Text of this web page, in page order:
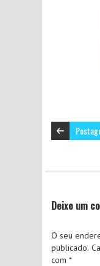
Deixe um
O seu
publicado.
com *